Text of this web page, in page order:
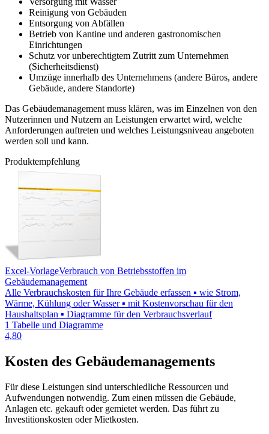
Reinigung von Gebäuden
Entsorgung von Abfällen
Betrieb von Kantine und anderen gastronomischen
Einrichtungen
Schutz vor unberechtigtem Zutritt zum Unternehmen
(Sicherheitsdienst)
Umzüge innerhalb des Unternehmens (andere Büros, andere
Gebäude, andere Standorte)
Das Gebäudemanagement muss klären, was im Einzelnen von den
Nutzerinnen und Nutzern an Leistungen erwartet wird, welche
Anforderungen auftreten und welches Leistungsniveau angeboten
werden soll und kann.
Produktempfehlung
Excel-VorlageVerbrauch von Betriebsstoffen im
Gebäudemanagement
Alle Verbrauchskosten für Ihre Gebäude erfassen ▪ wie Strom,
Wärme, Kühlung oder Wasser ▪ mit Kostenvorschau für den
Haushaltsplan ▪ Diagramme für den Verbrauchsverlauf
1 Tabelle und Diagramme
4,80
Kosten des Gebäudemanagements
Für diese Leistungen sind unterschiedliche Ressourcen und
Aufwendungen notwendig. Zum einen müssen die Gebäude,
Anlagen etc. gekauft oder gemietet werden. Das führt zu
Investitionskosten oder Mietkosten.